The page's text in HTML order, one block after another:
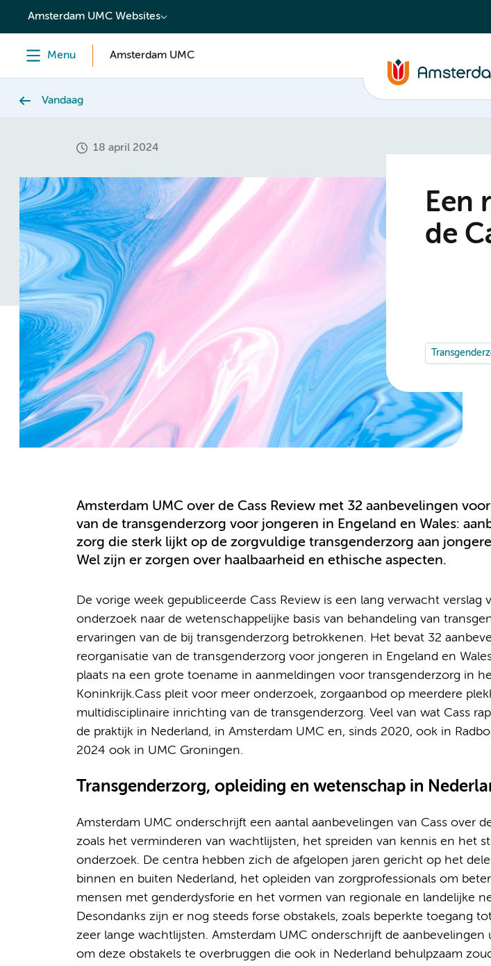
content
Amsterdam UMC Websites
Menu Amsterdam UMC
Vandaag
18 april 2024
Een
de
Amsterdam UMC over de Cass Review met 32 aanbevelingen
van de transgenderzorg voor jongeren in Engeland en Wales:
zorg die sterk lijkt op de zorgvuldige transgenderzorg aan
Wel zijn er zorgen over haalbaarheid en ethische aspecten.
De vorige week gepubliceerde Cass Review is een lang verwacht verslag
onderzoek naar de wetenschappelijke basis van behandeling van
ervaringen van de bij transgenderzorg betrokkenen. Het bevat 32
reorganisatie van de transgenderzorg voor jongeren in Engeland en
plaats na een grote toename in aanmeldingen voor transgenderzorg in
Koninkrijk.Cass pleit voor meer onderzoek, zorgaanbod op meerdere
multidisciplinaire inrichting van de transgenderzorg. Veel van wat Cass
de praktijk in Nederland, in Amsterdam UMC en, sinds 2020, ook in
2024 ook in UMC Groningen.
Transgenderzorg, opleiding en wetenschap in
Amsterdam UMC onderschrijft een aantal aanbevelingen van Cass over
zoals het verminderen van wachtlijsten, het spreiden van kennis en het
onderzoek. De centra hebben zich de afgelopen jaren gericht op het
binnen en buiten Nederland, het opleiden van zorgprofessionals om
mensen met genderdysforie en het vormen van regionale en landelijke
Desondanks zijn er nog steeds forse obstakels, zoals beperkte toegang
zeer lange wachtlijsten. Amsterdam UMC onderschrijft de aanbevelingen
om deze obstakels te overbruggen die ook in Nederland behulpzaam